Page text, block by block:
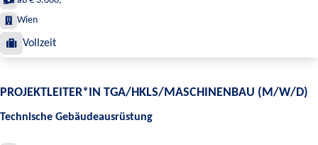
Wien
Vollzeit
PROJEKTLEITER*IN TGA/HKLS/MASCHINENBAU (M/W/D)
Technische Gebäudeausrüstung